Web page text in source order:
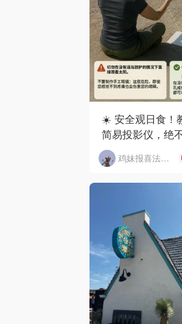
☀️ 安全观日食！
简易投影仪，绝
鸡妹报喜法国实用信息版